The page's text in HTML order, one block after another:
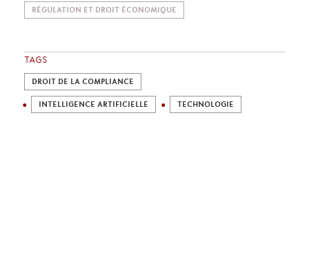
RÉGULATION ET DROIT ÉCONOMIQUE
TAGS
DROIT DE LA COMPLIANCE
INTELLIGENCE ARTIFICIELLE TECHNOLOGIE